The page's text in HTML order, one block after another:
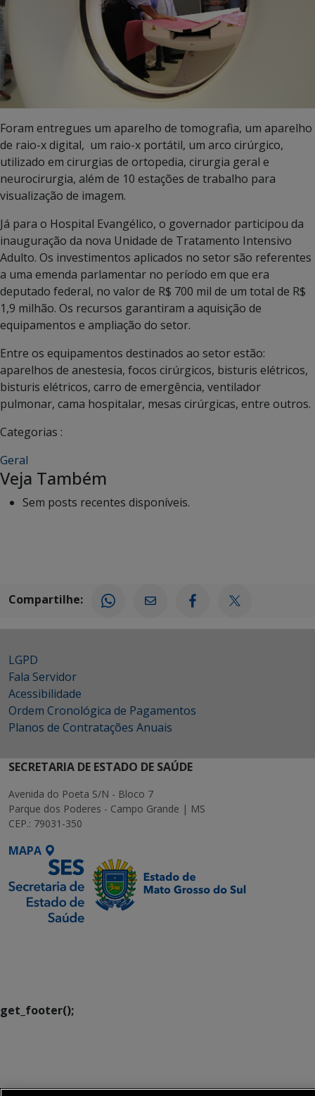
Foram entregues um aparelho de tomografia, um aparelho
de raio-x digital, um raio-x portátil, um arco cirúrgico,
utilizado em cirurgias de ortopedia, cirurgia geral e
neurocirurgia, além de 10 estações de trabalho para
visualização de imagem.
Já para o Hospital Evangélico, o governador participou da
inauguração da nova Unidade de Tratamento Intensivo
Adulto. Os investimentos aplicados no setor são referentes
a uma emenda parlamentar no período em que era
deputado federal, no valor de R$ 700 mil de um total de R$
1,9 milhão. Os recursos garantiram a aquisição de
equipamentos e ampliação do setor.
Entre os equipamentos destinados ao setor estão:
aparelhos de anestesia, focos cirúrgicos, bisturis elétricos,
bisturis elétricos, carro de emergência, ventilador
pulmonar, cama hospitalar, mesas cirúrgicas, entre outros.
Categorias :
Geral
Veja Também
Sem posts recentes disponíveis.
Compartilhe:
LGPD
Fala Servidor
Acessibilidade
Ordem Cronológica de Pagamentos
Planos de Contratações Anuais
SECRETARIA DE ESTADO DE SAÚDE
Avenida do Poeta S/N - Bloco 7
Parque dos Poderes - Campo Grande | MS
CEP.: 79031-350
MAPA
get_footer();